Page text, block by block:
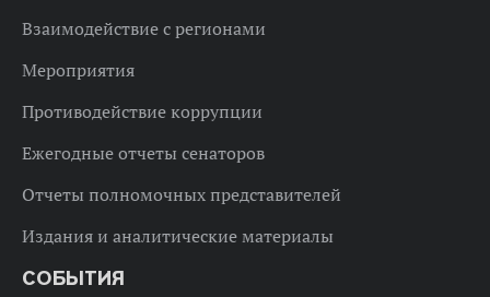
Взаимодействие с регионами
Мероприятия
Противодействие коррупции
Ежегодные отчеты сенаторов
Отчеты полномочных представителей
Издания и аналитические материалы
СОБЫТИЯ